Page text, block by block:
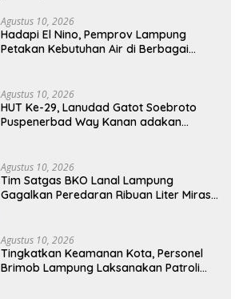
Agustus 10, 2026
Hadapi El Nino, Pemprov Lampung
Petakan Kebutuhan Air di Berbagai
Agustus 10, 2026
HUT Ke-29, Lanudad Gatot Soebroto
Puspenerbad Way Kanan adakan
Agustus 10, 2026
Tim Satgas BKO Lanal Lampung
Gagalkan Peredaran Ribuan Liter Miras
Agustus 10, 2026
Tingkatkan Keamanan Kota, Personel
Brimob Lampung Laksanakan Patroli